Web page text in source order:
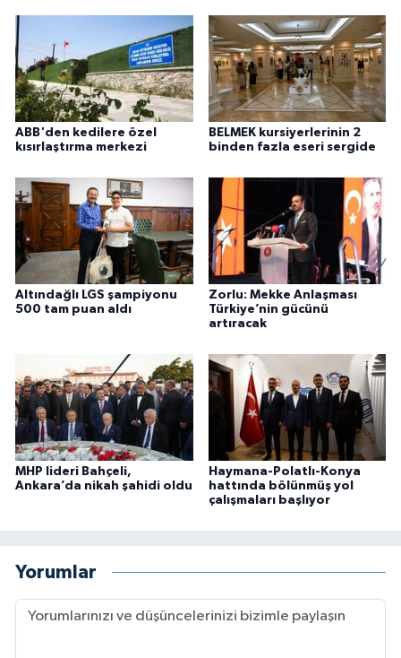
ABB'den kedilere özel
kısırlaştırma merkezi
BELMEK kursiyerlerinin 2
binden fazla eseri sergide
Altındağlı LGS şampiyonu
500 tam puan aldı
Zorlu: Mekke Anlaşması
Türkiye’nin gücünü
artıracak
MHP lideri Bahçeli,
Ankara’da nikah şahidi oldu
Haymana-Polatlı-Konya
hattında bölünmüş yol
çalışmaları başlıyor
Yorumlar